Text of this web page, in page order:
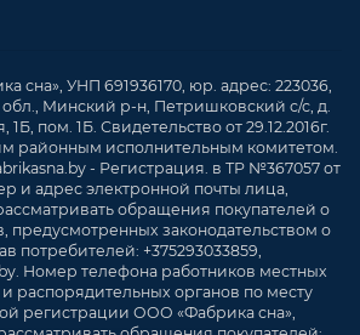
сна», УНП 691936170, юр. адрес: 223036,
Минский р-н, Петришковский с/с, д.
пом. 1Б. Свидетельство от 29.12.2016г.
районным исполнительным комитетом.
- Регистрация. в ТР №367057 от
и адрес электронной почты лица,
обращения покупателей о
предусмотренных законодательством о
потребителей: +375293033859,
Номер телефона работников местных
распорядительных органов по месту
регистрации ООО «Фабрика сна»,